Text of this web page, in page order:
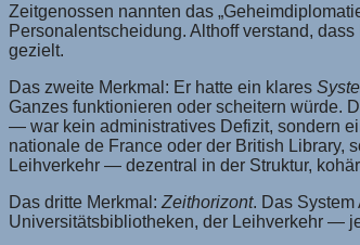
Zeitgenossen nannten das
Personalentscheidung. Althoff verstand,
gezielt.
Das zweite Merkmal: Er hatte ein klares
Ganzes funktionieren oder scheitern würde.
— war kein administratives Defizit, sondern
nationale de France oder der British Library,
Leihverkehr — dezentral in der Struktur,
Das dritte Merkmal: Zeithorizont. Das
Universitätsbibliotheken, der Leihverkehr —